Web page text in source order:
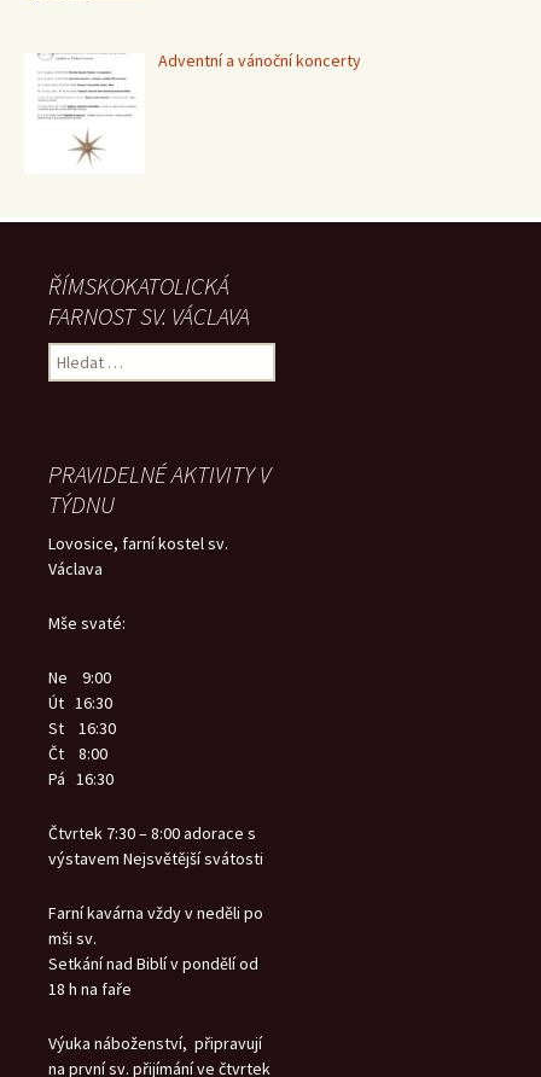
Adventní a vánoční koncerty
ŘÍMSKOKATOLICKÁ
FARNOST SV. VÁCLAVA
Vyhledávání
PRAVIDELNÉ AKTIVITY V
TÝDNU
Lovosice, farní kostel sv.
Václava
Mše svaté:
Ne 9:00
Út 16:30
St 16:30
Čt 8:00
Pá 16:30
Čtvrtek 7:30 – 8:00 adorace s
výstavem Nejsvětější svátosti
Farní kavárna vždy v neděli po
mši sv.
Setkání nad Biblí v pondělí od
18 h na faře
Výuka náboženství, připravují
na první sv. přijímání ve čtvrtek